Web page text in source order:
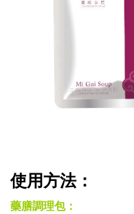
使用方法：
藥膳調理包：